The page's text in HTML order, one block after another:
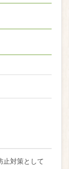
止対策として